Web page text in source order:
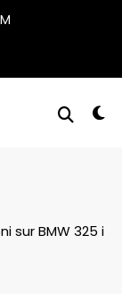
sur BMW 325 i